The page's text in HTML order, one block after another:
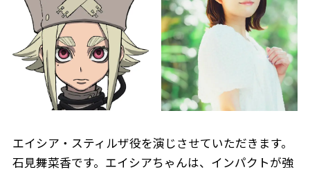
エイシア・スティルザ役を演じさせていただきます。
石見舞菜香です。エイシアちゃんは、インパクトが強